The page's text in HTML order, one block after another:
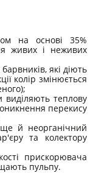
на основі 35%
живих і неживих
які діють
колір змінюється
виділяють теплову
перекису
ще й неорганічний
та колектору
прискорювача
пульпу.